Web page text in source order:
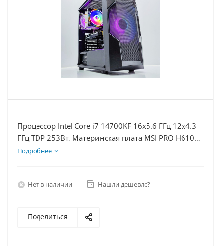
Процессор Intel Core i7 14700KF 16x5.6 ГГц 12x4.3
ГГц TDP 253Вт, Материнская плата MSI PRO H610M-
E, Видеокарта GTX 1650 4Гб, Память DDR4 32Gb,
Подробнее
Нет в наличии Нашли дешевле?
Поделиться